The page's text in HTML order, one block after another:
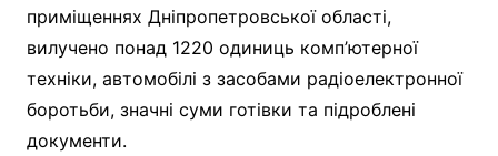
приміщеннях Дніпропетровської області,
вилучено понад 1220 одиниць комп’ютерної
техніки, автомобілі з засобами радіоелектронної
боротьби, значні суми готівки та підроблені
документи.